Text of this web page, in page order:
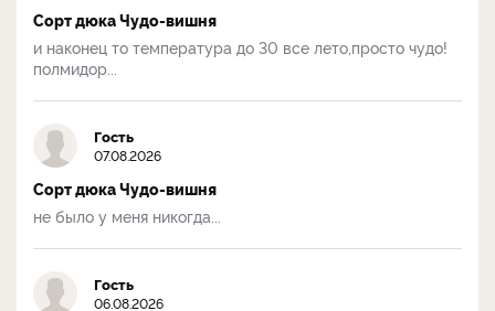
Сорт дюка Чудо-вишня
и наконец то температура до 30 все лето,просто чудо!
полмидор...
Гость
07.08.2026
Сорт дюка Чудо-вишня
не было у меня никогда...
Гость
06.08.2026